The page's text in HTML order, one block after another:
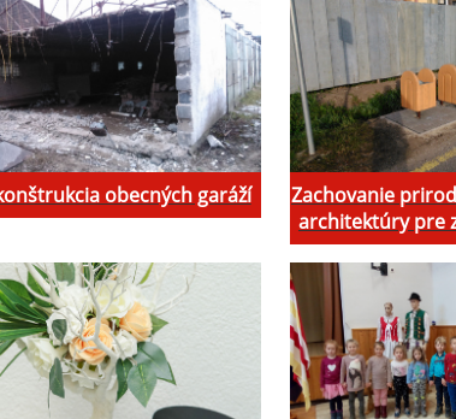
obecných garáží
Zachovanie
architektúry pre